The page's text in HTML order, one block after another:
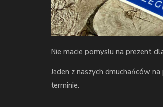
Nie macie pomysłu na prezent
Jeden z naszych dmuchańców
terminie.